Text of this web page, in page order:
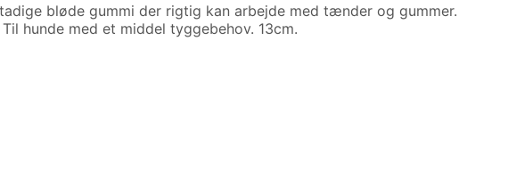
bløde gummi der rigtig kan arbejde med tænder og gummer.
hunde med et middel tyggebehov. 13cm.